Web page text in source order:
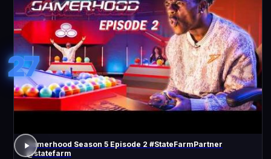
27
Gamerhood Season 5 Episode 2 #StateFarmPartner
@statefarm